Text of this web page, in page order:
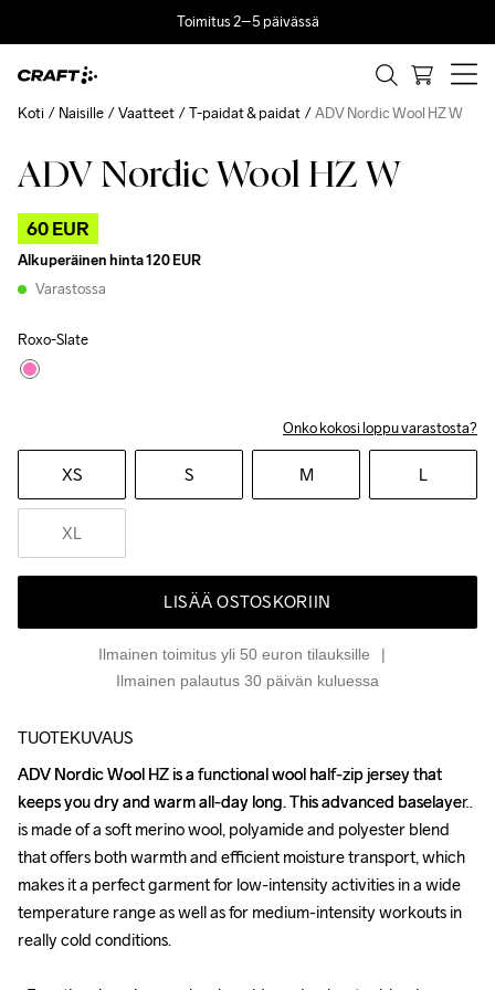
Toimitus 2–5 päivässä
ADV Nordic Wool HZ W
60 EUR
Alkuperäinen hinta120 EUR
Varastossa
Roxo-Slate
Onko kokosi loppu varastosta?
XS S M L
XL
LISÄÄ OSTOSKORIIN
Ilmainen toimitus yli 50 euron tilauksille
Ilmainen palautus 30 päivän kuluessa
Koti Naisille Vaatteet T-paidat & paidat ADV Nordic Wool HZ W
Outlet
TUOTEKUVAUS
ADV Nordic Wool HZ is a functional wool half-zip jersey that
keeps you dry and warm all-day long. This advanced baselayer
is made of a soft merino wool, polyamide and polyester blend
that offers both warmth and efficient moisture transport, which
makes it a perfect garment for low-intensity activities in a wide
temperature range as well as for medium-intensity workouts in
really cold conditions.
ADV Nordic Wool HZ is a functional wool half-zip jersey that
keeps you dry and warm all-day long. This advanced baselayer
is made of a soft merino wool, polyamide and polyester blend
that offers both warmth and efficient moisture transport, which
makes it a perfect garment for low-intensity activities in a wide
temperature range as well as for medium-intensity workouts in
really cold conditions.